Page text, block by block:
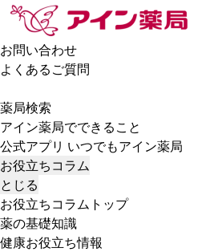
お問い合わせ
よくあるご質問
薬局検索
アイン薬局でできること
公式アプリ いつでもアイン薬局
お役立ちコラム
とじる
お役立ちコラムトップ
薬の基礎知識
健康お役立ち情報